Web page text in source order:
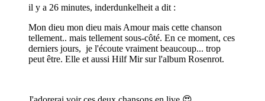
il y a 26 minutes, inderdunkelheit a dit :
Mon dieu mon dieu mais Amour mais cette chanson
tellement.. mais tellement sous-côté. En ce moment, ces
derniers jours, je l'écoute vraiment beaucoup... trop
peut être. Elle et aussi Hilf Mir sur l'album Rosenrot.